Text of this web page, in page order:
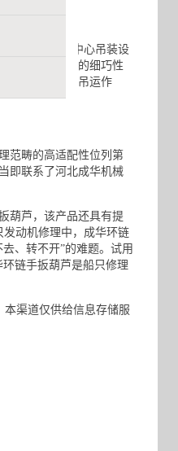
备收购一批中心吊装设
空间，对设备的细巧性
的空间的修理吊运作
范畴的高适配性位列第
即联系了河北成华机械
葫芦，该产品还具有提
动机修理中，成华环链
、转不开”的难题。试用
链手扳葫芦是船只修理
渠道仅供给信息存储服